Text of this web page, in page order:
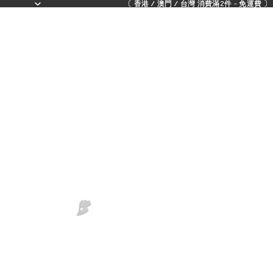
〔 香港 / 澳門 / 台灣 消費滿2件 - 免運費
〔 香港 / 澳門 / 台灣 消費滿2件 - 免運費